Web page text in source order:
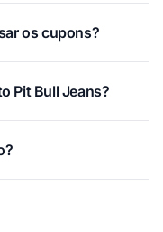
os cupons?
Pit Bull Jeans?